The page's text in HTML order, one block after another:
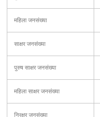
महिला जनसंख्या
साक्षर जनसंख्या
पुरुष साक्षर जनसंख्या
महिला साक्षर जनसंख्या
निरक्षर जनसंख्या